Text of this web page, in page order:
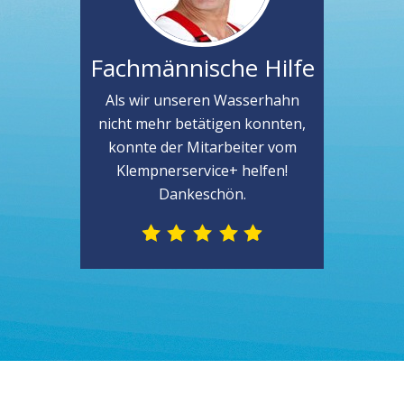
Fachmännische Hilfe
Als wir unseren Wasserhahn
nicht mehr betätigen konnten,
konnte der Mitarbeiter vom
Klempnerservice+ helfen!
Dankeschön.